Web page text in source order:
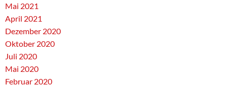
Mai 2021
April 2021
Dezember 2020
Oktober 2020
Juli 2020
Mai 2020
Februar 2020